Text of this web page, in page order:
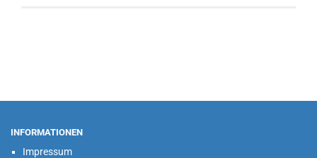
INFORMATIONEN
Impressum